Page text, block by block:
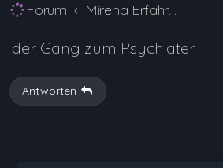
Forum Mirena Erfahrungsberichte und Nebenwirkungen
der Gang zum Psychiater
Antworten